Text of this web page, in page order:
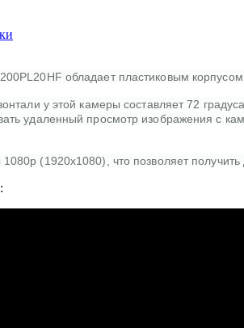
обладает пластиковым
у этой камеры составляет 72
удаленный просмотр изображения с
(1920x1080), что позволяет